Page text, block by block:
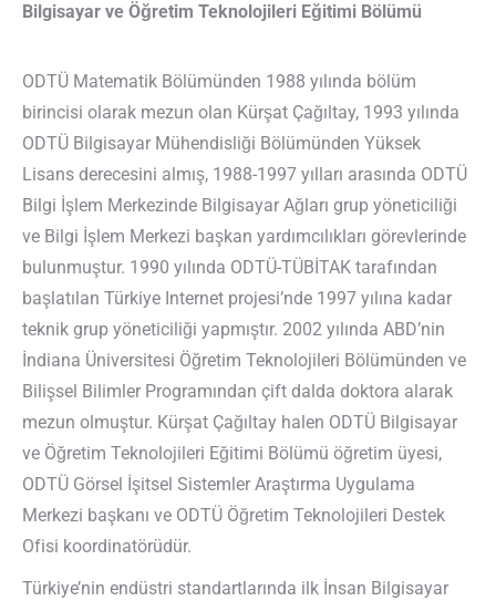
Bilgisayar ve Öğretim Teknolojileri Eğitimi Bölümü
ODTÜ Matematik Bölümünden 1988 yılında bölüm
birincisi olarak mezun olan Kürşat Çağıltay, 1993 yılında
ODTÜ Bilgisayar Mühendisliği Bölümünden Yüksek
Lisans derecesini almış, 1988-1997 yılları arasında ODTÜ
Bilgi İşlem Merkezinde Bilgisayar Ağları grup yöneticiliği
ve Bilgi İşlem Merkezi başkan yardımcılıkları görevlerinde
bulunmuştur. 1990 yılında ODTÜ-TÜBİTAK tarafından
başlatılan Türkiye Internet projesi’nde 1997 yılına kadar
teknik grup yöneticiliği yapmıştır. 2002 yılında ABD’nin
İndiana Üniversitesi Öğretim Teknolojileri Bölümünden ve
Bilişsel Bilimler Programından çift dalda doktora alarak
mezun olmuştur. Kürşat Çağıltay halen ODTÜ Bilgisayar
ve Öğretim Teknolojileri Eğitimi Bölümü öğretim üyesi,
ODTÜ Görsel İşitsel Sistemler Araştırma Uygulama
Merkezi başkanı ve ODTÜ Öğretim Teknolojileri Destek
Ofisi koordinatörüdür.
Türkiye’nin endüstri standartlarında ilk İnsan Bilgisayar